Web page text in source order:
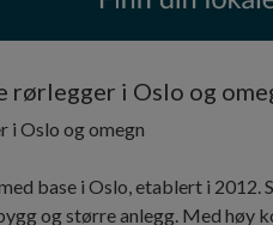
rørlegger i Oslo og
i Oslo og omegn
base i Oslo, etablert i 2012.
og større anlegg. Med høy